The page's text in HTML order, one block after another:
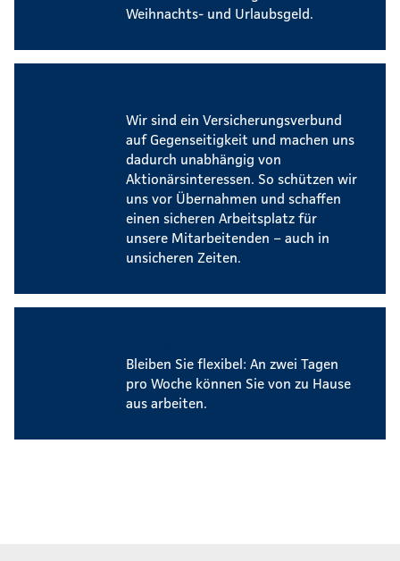
Weihnachts- und Urlaubsgeld.
Wir sind ein Versicherungsverbund
auf Gegenseitigkeit und machen uns
dadurch unabhängig von
Aktionärsinteressen. So schützen wir
uns vor Übernahmen und schaffen
einen sicheren Arbeitsplatz für
unsere Mitarbeitenden – auch in
unsicheren Zeiten.
Bleiben Sie flexibel: An zwei Tagen
pro Woche können Sie von zu Hause
aus arbeiten.